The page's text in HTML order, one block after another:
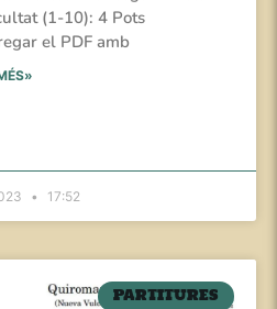
(1-10): 4 Pots
el PDF amb
17:52
PARTITURES